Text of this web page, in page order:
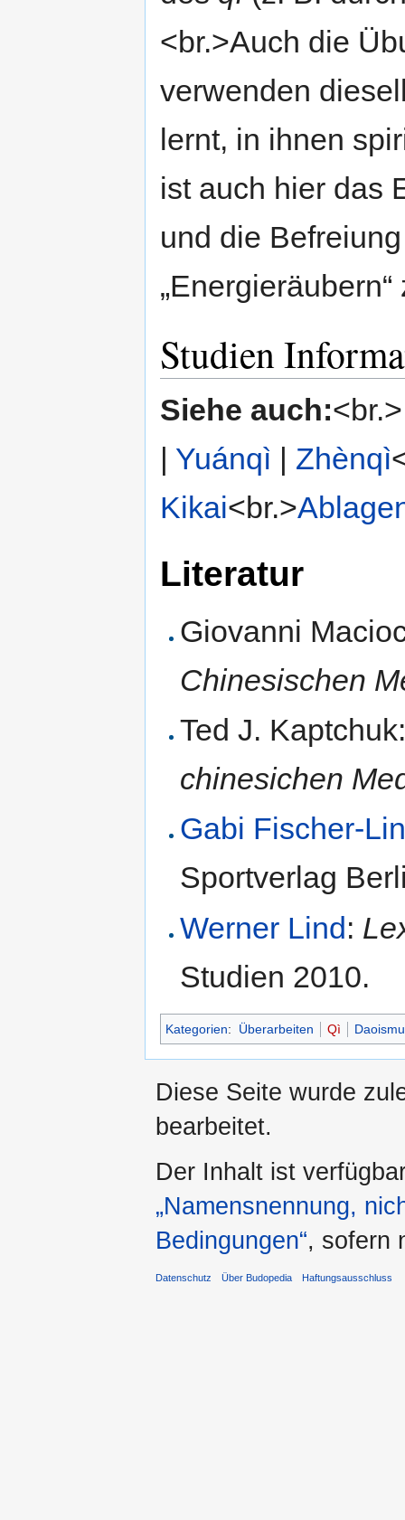
<br.>Auch die
verwenden
lernt, in ihnen
ist auch hier das
und die
Studien
Siehe auch:
| Yuánqì | Zhènqì
Kikai<br.>
Literatur
Giovanni
Chinesischen
Ted J.
chinesichen
Gabi Fischer-
Sportverlag
Werner Lind:
Studien 2010.
Kategorien: Überarbeiten Qì
Diese Seite wurde
bearbeitet.
Der Inhalt ist
„Namensnennung,
Bedingungen“, sofern
Datenschutz Über Budopedia Haftungsausschluss